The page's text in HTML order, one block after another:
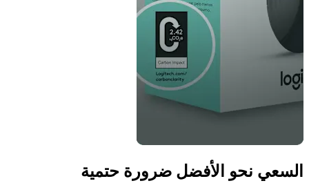
السعي نحو الأفضل ضرورة حتمية